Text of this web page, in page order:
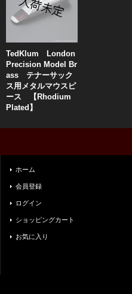
TedKlum London
Precision Model Br
ass テナーサック
ス用メタルマウスピ
ース 【Rhodium
Plated】
ホーム
会員登録
ログイン
ショッピングカート
お気に入り